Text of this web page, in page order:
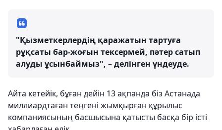
"Қызметкерлердің қаражатын тартуға
рұқсаты бар-жоғын тексермей, пәтер сатып
алуды ұсынбаймыз", – делінген үндеуде.
Айта кетейік, бұған дейін 13 ақпанда біз Астанада
миллиардтаған теңгені жымқырған құрылыс
компаниясының басшысына қатысты басқа бір істі